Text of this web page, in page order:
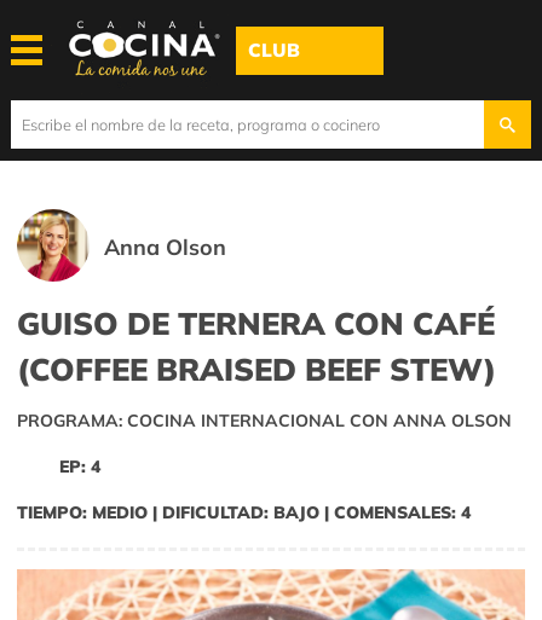
CLUB
Anna Olson
GUISO DE TERNERA CON CAFÉ
(COFFEE BRAISED BEEF STEW)
PROGRAMA: COCINA INTERNACIONAL CON ANNA OLSON
EP: 4
TIEMPO: MEDIO | DIFICULTAD: BAJO | COMENSALES: 4